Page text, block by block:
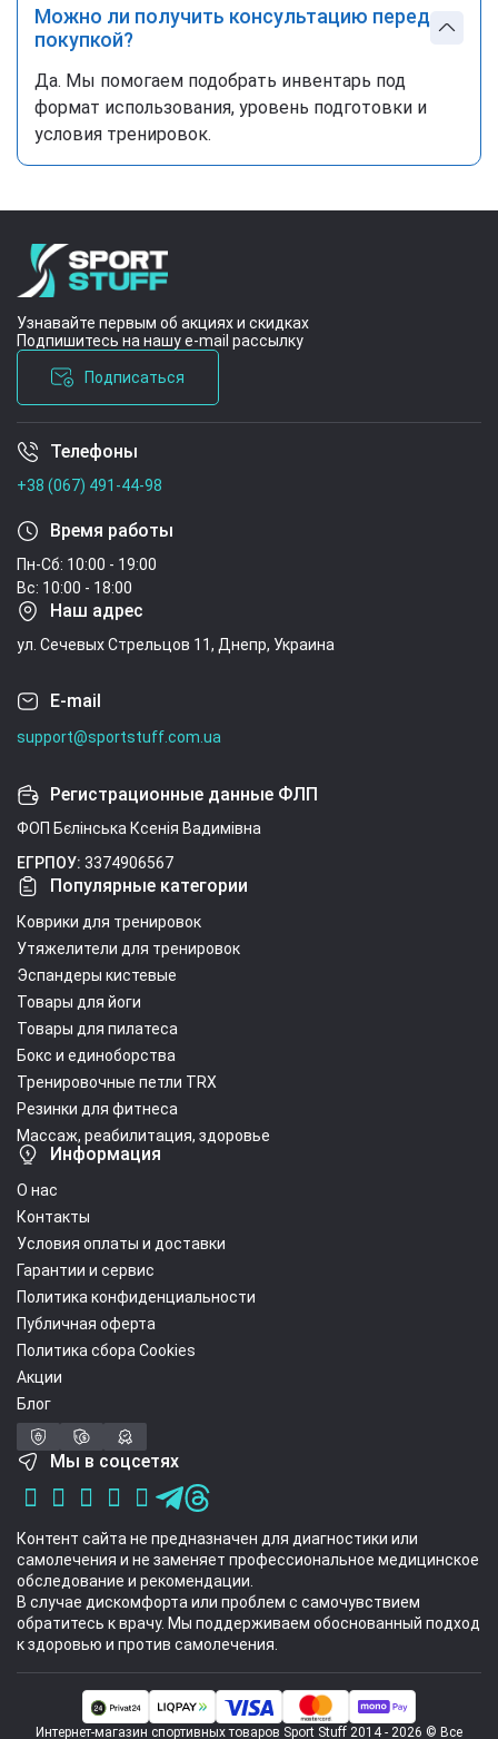
Можно ли получить консультацию перед
покупкой?
Да. Мы помогаем подобрать инвентарь под
формат использования, уровень подготовки и
условия тренировок.
Узнавайте первым об акциях и скидках
Подпишитесь на нашу e-mail рассылку
Подписаться
Условия соглашения
Телефоны
+38 (067) 491-44-98
Время работы
Пн-Сб: 10:00 - 19:00
Вс: 10:00 - 18:00
Наш адрес
ул. Сечевых Стрельцов 11, Днепр, Украина
E-mail
support@sportstuff.com.ua
Регистрационные данные ФЛП
ФОП Бєлінська Ксенія Вадимівна
ЕГРПОУ: 3374906567
Популярные категории
Коврики для тренировок
Утяжелители для тренировок
Эспандеры кистевые
Товары для йоги
Товары для пилатеса
Бокс и единоборства
Тренировочные петли TRX
Резинки для фитнеса
Массаж, реабилитация, здоровье
Информация
О нас
Контакты
Условия оплаты и доставки
Гарантии и сервис
Политика конфиденциальности
Публичная оферта
Политика сбора Cookies
Акции
Блог
Мы в соцсетях
Контент сайта не предназначен для диагностики или
самолечения и не заменяет профессиональное медицинское
обследование и рекомендации.
В случае дискомфорта или проблем с самочувствием
обратитесь к врачу. Мы поддерживаем обоснованный подход
к здоровью и против самолечения.
Интернет-магазин спортивных товаров Sport Stuff 2014 - 2026 © Все